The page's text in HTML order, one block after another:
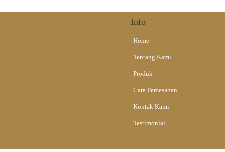
Alat Musik Tradisional
Info
Home
Tentang Kami
Produk
Cara Pemesanan
Kontak Kami
Testimonial